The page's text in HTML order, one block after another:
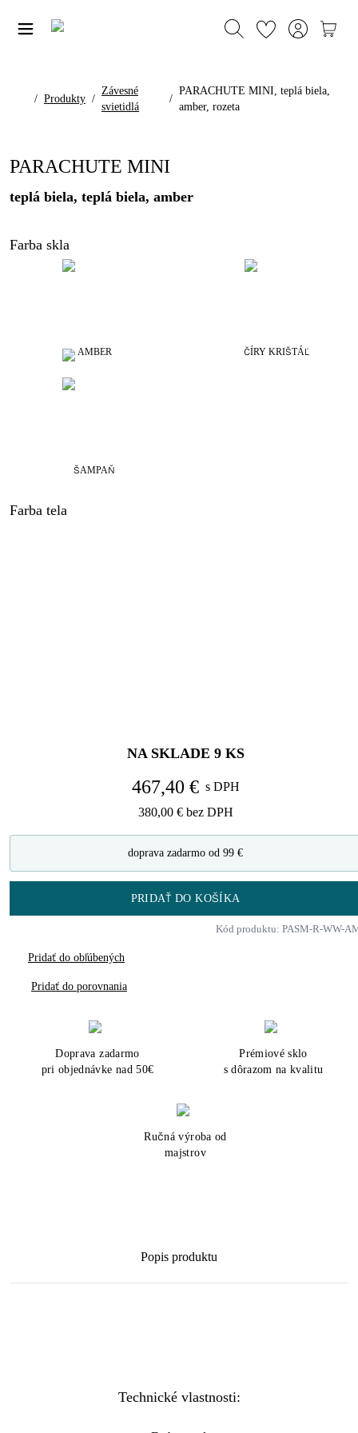
/ Produkty /
Závesné
svietidlá
/
PARACHUTE MINI, teplá biela,
amber, rozeta
PARACHUTE MINI
teplá biela, teplá biela, amber
Farba skla
AMBER ČÍRY KRIŠTÁĽ
ŠAMPAŇ
Farba tela
NA SKLADE 9 KS
467,40 € s DPH
380,00 € bez DPH
doprava zadarmo od 99 €
PRIDAŤ DO KOŠÍKA
Kód produktu: PASM-R-WW-
Pridať do obľúbených
Pridať do porovnania
Doprava zadarmo
pri objednávke nad 50€
Prémiové sklo
s dôrazom na kvalitu
Ručná výroba od
majstrov
Popis produktu
Technické vlastnosti: